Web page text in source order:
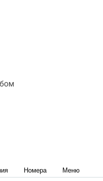
Номера Меню
PN
Escene
на телефонах Escene